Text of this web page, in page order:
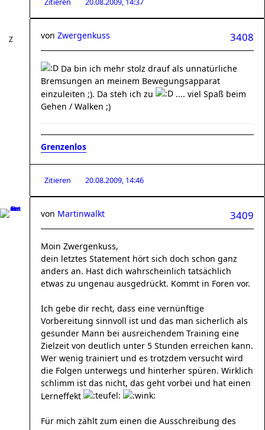
Zitieren 20.08.2009, 14:37
3408
von Zwergenkuss
Da bin ich mehr stolz drauf als unnatürliche
Bremsungen an meinem Bewegungsapparat
einzuleiten ;). Da steh ich zu
.... viel Spaß beim
Gehen / Walken ;)
Grenzenlos
Zitieren 20.08.2009, 14:46
3409
von Martinwalkt
Moin Zwergenkuss,
dein letztes Statement hört sich doch schon ganz
anders an. Hast dich wahrscheinlich tatsächlich
etwas zu ungenau ausgedrückt. Kommt in Foren vor.
Ich gebe dir recht, dass eine vernünftige
Vorbereitung sinnvoll ist und das man sicherlich als
gesunder Mann bei ausreichendem Training eine
Zielzeit von deutlich unter 5 Stunden erreichen kann.
Wer wenig trainiert und es trotzdem versucht wird
die Folgen unterwegs und hinterher spüren. Wirklich
schlimm ist das nicht, das geht vorbei und hat einen
Lerneffekt
Für mich zählt zum einen die Ausschreibung des